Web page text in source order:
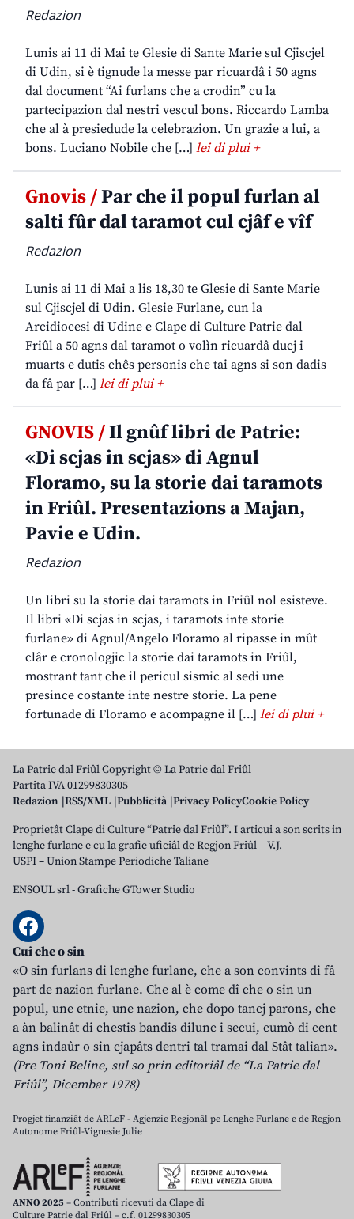
Redazion
Lunis ai 11 di Mai te Glesie di Sante Marie sul Cjiscjel
di Udin, si è tignude la messe par ricuardâ i 50 agns
dal document “Ai furlans che a crodin” cu la
partecipazion dal nestri vescul bons. Riccardo Lamba
che al à presiedude la celebrazion. Un grazie a lui, a
bons. Luciano Nobile che […] lei di plui +
Gnovis /Par che il popul furlan al
salti fûr dal taramot cul cjâf e vîf
Redazion
Lunis ai 11 di Mai a lis 18,30 te Glesie di Sante Marie
sul Cjiscjel di Udin. Glesie Furlane, cun la
Arcidiocesi di Udine e Clape di Culture Patrie dal
Friûl a 50 agns dal taramot o volìn ricuardâ ducj i
muarts e dutis chês personis che tai agns si son dadis
da fâ par […] lei di plui +
GNOVIS /Il gnûf libri de Patrie:
«Di scjas in scjas» di Agnul
Floramo, su la storie dai taramots
in Friûl. Presentazions a Majan,
Pavie e Udin.
Redazion
Un libri su la storie dai taramots in Friûl nol esisteve.
Il libri «Di scjas in scjas, i taramots inte storie
furlane» di Agnul/Angelo Floramo al ripasse in mût
clâr e cronologjic la storie dai taramots in Friûl,
mostrant tant che il pericul sismic al sedi une
presince costante inte nestre storie. La pene
fortunade di Floramo e acompagne il […] lei di plui +
La Patrie dal Friûl Copyright © La Patrie dal Friûl
Partita IVA 01299830305
Redazion RSS/XML Pubblicità Privacy PolicyCookie Policy
Proprietât Clape di Culture “Patrie dal Friûl”. I articui a son scrits in
lenghe furlane e cu la grafie uficiâl de Regjon Friûl – V.J.
USPI – Union Stampe Periodiche Taliane
ENSOUL srl-Grafiche GTower Studio
Cui che o sin
«O sin furlans di lenghe furlane, che a son convints di fâ
part de nazion furlane. Che al è come dî che o sin un
popul, une etnie, une nazion, che dopo tancj parons, che
a àn balinât di chestis bandis dilunc i secui, cumò di cent
agns indaûr o sin cjapâts dentri tal tramai dal Stât talian».
(Pre Toni Beline, sul so prin editoriâl de “La Patrie dal
Friûl”, Dicembar 1978)
Progjet finanziât de ARLeF - Agjenzie Regjonâl pe Lenghe Furlane e de Regjon
Autonome Friûl-Vignesie Julie
ANNO 2025 – Contributi ricevuti da Clape di
Culture Patrie dal Friûl – c.f. 01299830305